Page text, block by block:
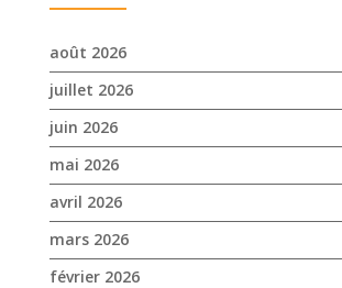
août 2026
juillet 2026
juin 2026
mai 2026
avril 2026
mars 2026
février 2026